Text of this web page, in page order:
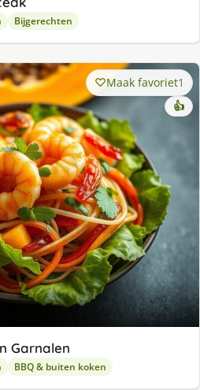
Bijgerechten
Maak favoriet1
👍
Garnalen
BBQ & buiten koken